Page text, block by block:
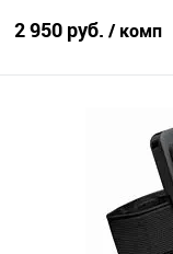
2 950 руб. / комп